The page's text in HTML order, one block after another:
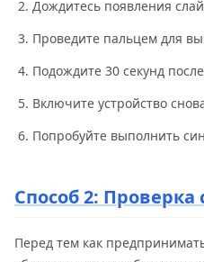
Дождитесь появления
Проведите пальцем для
Подождите 30 секунд
Включите устройство
Попробуйте выполнить
Способ 2: Проверка
Перед тем как